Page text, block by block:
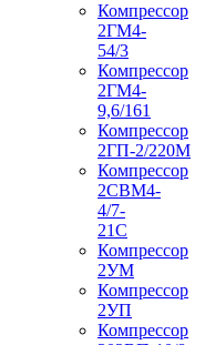
Компрессор
2ГМ4-
54/3
Компрессор
2ГМ4-
9,6/161
Компрессор
2ГП-2/220М
Компрессор
2СВМ4-
4/7-
21С
Компрессор
2УМ
Компрессор
2УП
Компрессор